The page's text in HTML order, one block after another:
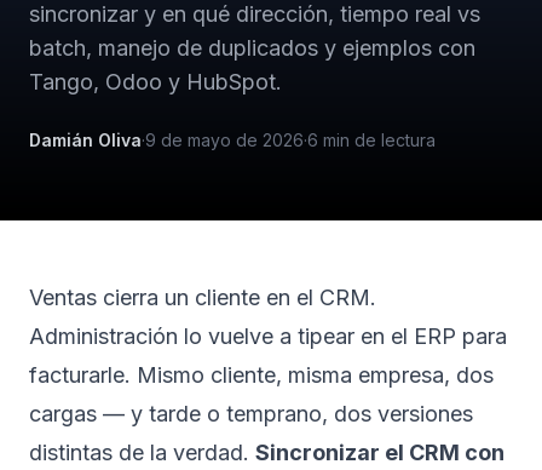
sincronizar y en qué dirección, tiempo real vs
batch, manejo de duplicados y ejemplos con
Tango, Odoo y HubSpot.
Damián Oliva·9 de mayo de 2026·6 min de lectura
Ventas cierra un cliente en el CRM.
Administración lo vuelve a tipear en el ERP para
facturarle. Mismo cliente, misma empresa, dos
cargas — y tarde o temprano, dos versiones
distintas de la verdad. Sincronizar el CRM con